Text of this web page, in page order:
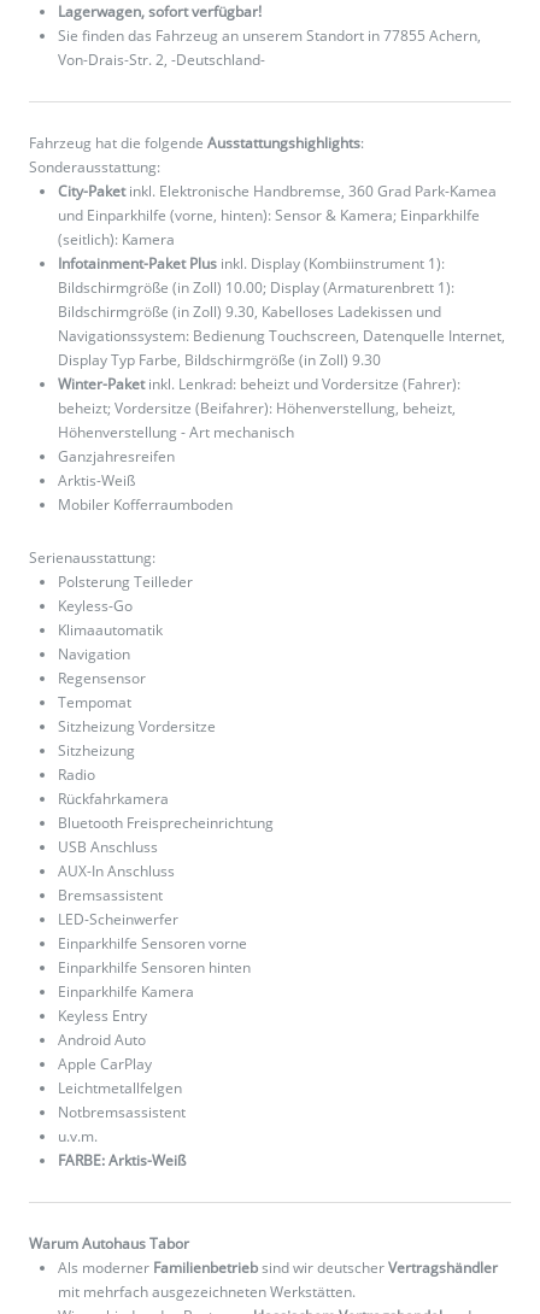
Lagerwagen, sofort verfügbar!
Sie finden das Fahrzeug an unserem Standort in 77855 Achern,
Von-Drais-Str. 2, -Deutschland-
Fahrzeug hat die folgende Ausstattungshighlights:
Sonderausstattung:
City-Paketinkl. Elektronische Handbremse, 360 Grad Park-Kamea
und Einparkhilfe (vorne, hinten): Sensor & Kamera; Einparkhilfe
(seitlich): Kamera
Infotainment-Paket Plus inkl. Display (Kombiinstrument 1):
Bildschirmgröße (in Zoll) 10.00; Display (Armaturenbrett 1):
Bildschirmgröße (in Zoll) 9.30, Kabelloses Ladekissen und
Navigationssystem: Bedienung Touchscreen, Datenquelle Internet,
Display Typ Farbe, Bildschirmgröße (in Zoll) 9.30
Winter-Paketinkl. Lenkrad: beheizt und Vordersitze (Fahrer):
beheizt; Vordersitze (Beifahrer): Höhenverstellung, beheizt,
Höhenverstellung - Art mechanisch
Ganzjahresreifen
Arktis-Weiß
Mobiler Kofferraumboden
Serienausstattung:
Polsterung Teilleder
Keyless-Go
Klimaautomatik
Navigation
Regensensor
Tempomat
Sitzheizung Vordersitze
Sitzheizung
Radio
Rückfahrkamera
Bluetooth Freisprecheinrichtung
USB Anschluss
AUX-In Anschluss
Bremsassistent
LED-Scheinwerfer
Einparkhilfe Sensoren vorne
Einparkhilfe Sensoren hinten
Einparkhilfe Kamera
Keyless Entry
Android Auto
Apple CarPlay
Leichtmetallfelgen
Notbremsassistent
u.v.m.
FARBE: Arktis-Weiß
Warum Autohaus Tabor
Als moderner Familienbetriebsind wir deutscherVertragshändler
mit mehrfach ausgezeichneten Werkstätten.